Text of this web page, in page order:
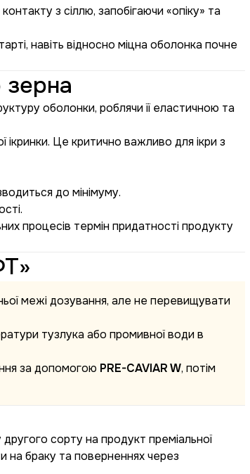
з сіллю, запобігаючи «опіку» та
навіть відносно міцна оболонка почне
зерна
оболонки, роблячи її еластичною та
Це критично важливо для ікри з
до мінімуму.
процесів термін придатності продукту
межі дозування, але не перевищувати
тузлука або промивної води в
за допомогою PRE-CAVIAR W, потім
сорту на продукт преміальної
на браку та поверненнях через